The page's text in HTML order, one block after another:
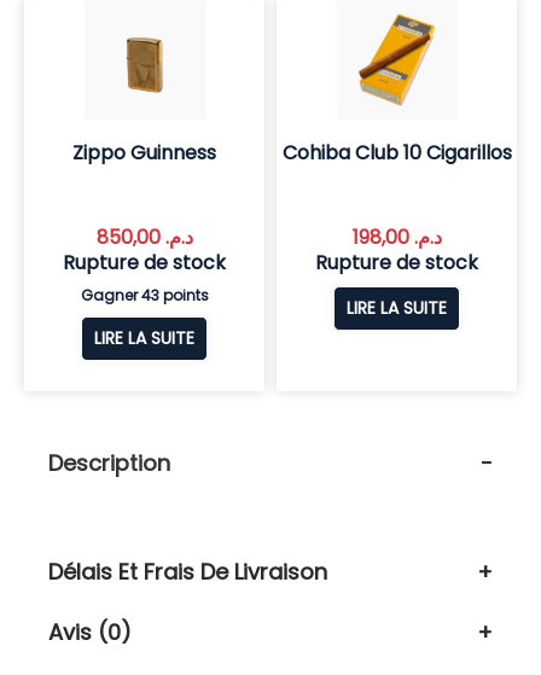
Zippo Guinness
د.م.850,00
Rupture de stock
Gagner 43 points
LIRE LA SUITE
Cohiba Club 10 Cigarillos
د.م.198,00
Rupture de stock
LIRE LA SUITE
Description
Délais Et Frais De Livraison
Avis (0)